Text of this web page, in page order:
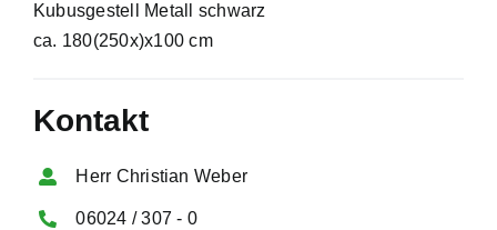
Kubusgestell Metall schwarz
ca. 180(250x)x100 cm
Kontakt
Herr Christian Weber
06024 / 307 - 0